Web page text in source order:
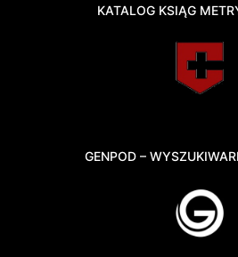
KATALOG KSIĄG
GENPOD –